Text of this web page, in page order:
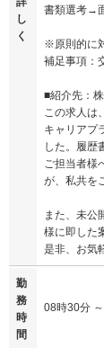
し
く
書類選考→
※原則的に
補足事項：
■紹介先：
この求人は
キャリアプ
した。履歴
ご担当者様
が、私共を
また、未公
様に即した
是非、お気
勤
務
時
間
08時30分